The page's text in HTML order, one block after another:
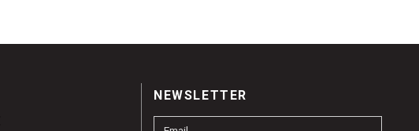
NEWSLETTER